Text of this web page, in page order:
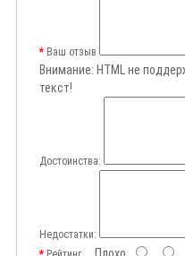
Ваш отзыв
Внимание: HTML не
текст!
Достоинства:
Недостатки: